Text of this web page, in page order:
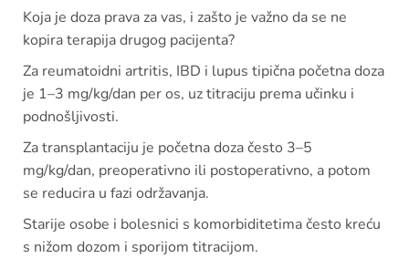
Koja je doza prava za vas, i zašto je važno da se ne
kopira terapija drugog pacijenta?
Za reumatoidni artritis, IBD i lupus tipična početna doza
je 1–3 mg/kg/dan per os, uz titraciju prema učinku i
podnošljivosti.
Za transplantaciju je početna doza često 3–5
mg/kg/dan, preoperativno ili postoperativno, a potom
se reducira u fazi održavanja.
Starije osobe i bolesnici s komorbiditetima često kreću
s nižom dozom i sporijom titracijom.